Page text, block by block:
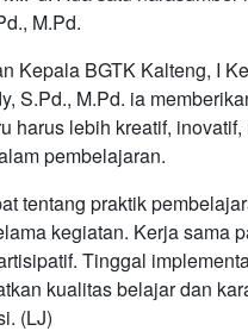
M.Pd.
Kepala BGTK Kalteng, I
S.Pd., M.Pd. ia
harus lebih kreatif,
pembelajaran.
tentang praktik
kegiatan. Kerja sama
Tinggal
kualitas belajar dan
(LJ)